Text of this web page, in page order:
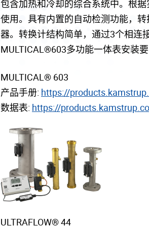
包含加热和冷却的综合系统中。根
使用。具有内置的自动检测功能，
器。转换计结构简单，通过3个相连
MULTICAL®603多功能一体表安装
MULTICAL® 603
产品手册: https://
数据表: https://
ULTRAFLOW® 44